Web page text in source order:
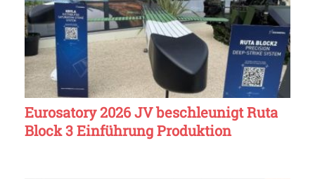
Eurosatory 2026 JV beschleunigt Ruta
Block 3 Einführung Produktion